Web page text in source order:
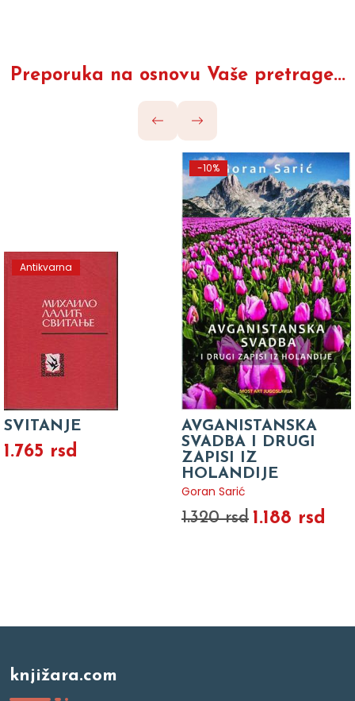
Preporuka na osnovu Vaše pretrage...
Antikvarna
SVITANJE
1.765 rsd
-10%
AVGANISTANSKA
SVADBA I DRUGI
ZAPISI IZ
HOLANDIJE
Goran Sarić
1.320 rsd 1.188 rsd
knjižara.com